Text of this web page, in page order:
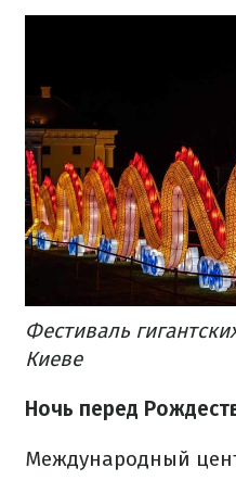
Фестиваль
Киеве
Ночь перед
Международный